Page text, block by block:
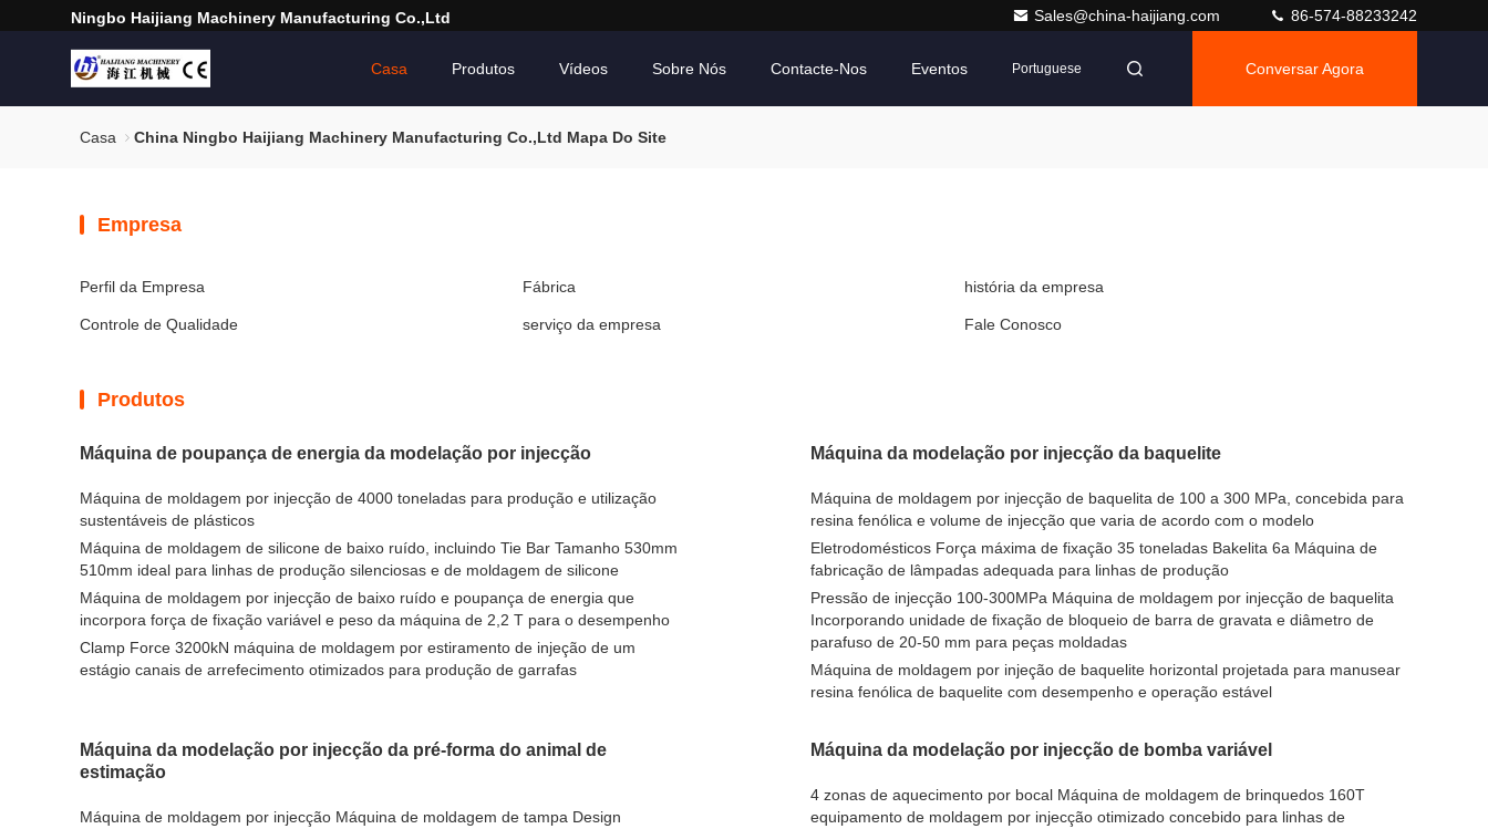
Ningbo Haijiang Machinery Manufacturing Co.,Ltd Sales@china-haijiang.com 86-574-88233242
Casa Produtos Vídeos Sobre Nós Contacte-Nos Eventos Portuguese Conversar Agora
Casa China Ningbo Haijiang Machinery Manufacturing Co.,Ltd Mapa Do Site
Empresa
Perfil da Empresa Fábrica história da empresa
Controle de Qualidade serviço da empresa Fale Conosco
Produtos
Máquina de poupança de energia da modelação por injecção
Máquina de moldagem por injecção de 4000 toneladas para produção e utilização
sustentáveis de plásticos
Máquina de moldagem de silicone de baixo ruído, incluindo Tie Bar Tamanho 530mm
510mm ideal para linhas de produção silenciosas e de moldagem de silicone
Máquina de moldagem por injecção de baixo ruído e poupança de energia que
incorpora força de fixação variável e peso da máquina de 2,2 T para o desempenho
Clamp Force 3200kN máquina de moldagem por estiramento de injeção de um
estágio canais de arrefecimento otimizados para produção de garrafas
Máquina da modelação por injecção da baquelite
Máquina de moldagem por injecção de baquelita de 100 a 300 MPa, concebida para
resina fenólica e volume de injecção que varia de acordo com o modelo
Eletrodomésticos Força máxima de fixação 35 toneladas Bakelita 6a Máquina de
fabricação de lâmpadas adequada para linhas de produção
Pressão de injecção 100-300MPa Máquina de moldagem por injecção de baquelita
Incorporando unidade de fixação de bloqueio de barra de gravata e diâmetro de
parafuso de 20-50 mm para peças moldadas
Máquina de moldagem por injeção de baquelite horizontal projetada para manusear
resina fenólica de baquelite com desempenho e operação estável
Máquina da modelação por injecção da pré-forma do animal de
estimação
Máquina de moldagem por injecção Máquina de moldagem de tampa Design
Máquina da modelação por injecção de bomba variável
4 zonas de aquecimento por bocal Máquina de moldagem de brinquedos 160T
equipamento de moldagem por injecção otimizado concebido para linhas de